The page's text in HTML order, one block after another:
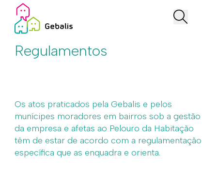
Regulamentos
Os atos praticados pela Gebalis e pelos
munícipes moradores em bairros sob a gestão
da empresa e afetas ao Pelouro da Habitação
têm de estar de acordo com a regulamentação
específica que as enquadra e orienta.